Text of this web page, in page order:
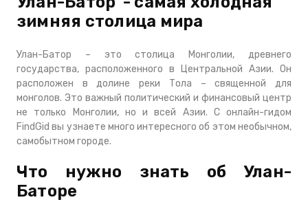
зимняя столица мира
Улан-Батор – это столица Монголии, древнего
государства, расположенного в Центральной Азии. Он
расположен в долине реки Тола – священной для
монголов. Это важный политический и финансовый центр
не только Монголии, но и всей Азии. С онлайн-гидом
FindGid вы узнаете много интересного об этом необычном,
самобытном городе.
Что нужно знать об Улан-
Баторе